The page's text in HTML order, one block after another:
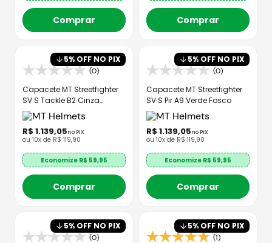
Comprar Comprar
5% OFF NO PIX
(0)
Capacete MT Streetfighter
SV S Tackle B2 Cinza
Brilhante
R$ 1.139,05no PIX
ou 10x de R$ 119,90
Economize R$ 59,95
Comprar
5% OFF NO PIX
(0)
Capacete MT Streetfighter
SV S Pir A9 Verde Fosco
R$ 1.139,05no PIX
ou 10x de R$ 119,90
Economize R$ 59,95
Comprar
5% OFF NO PIX
(0)
5% OFF NO PIX
(1)